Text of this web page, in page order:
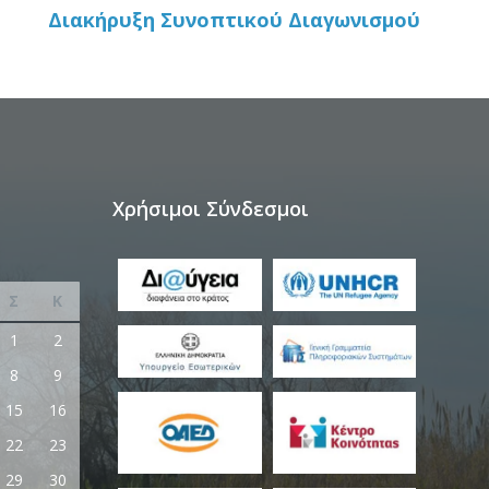
Διακήρυξη Συνοπτικού Διαγωνισμού
Σ
Κ
1
2
8
9
15
16
22
23
29
30
Χρήσιμοι Σύνδεσμοι